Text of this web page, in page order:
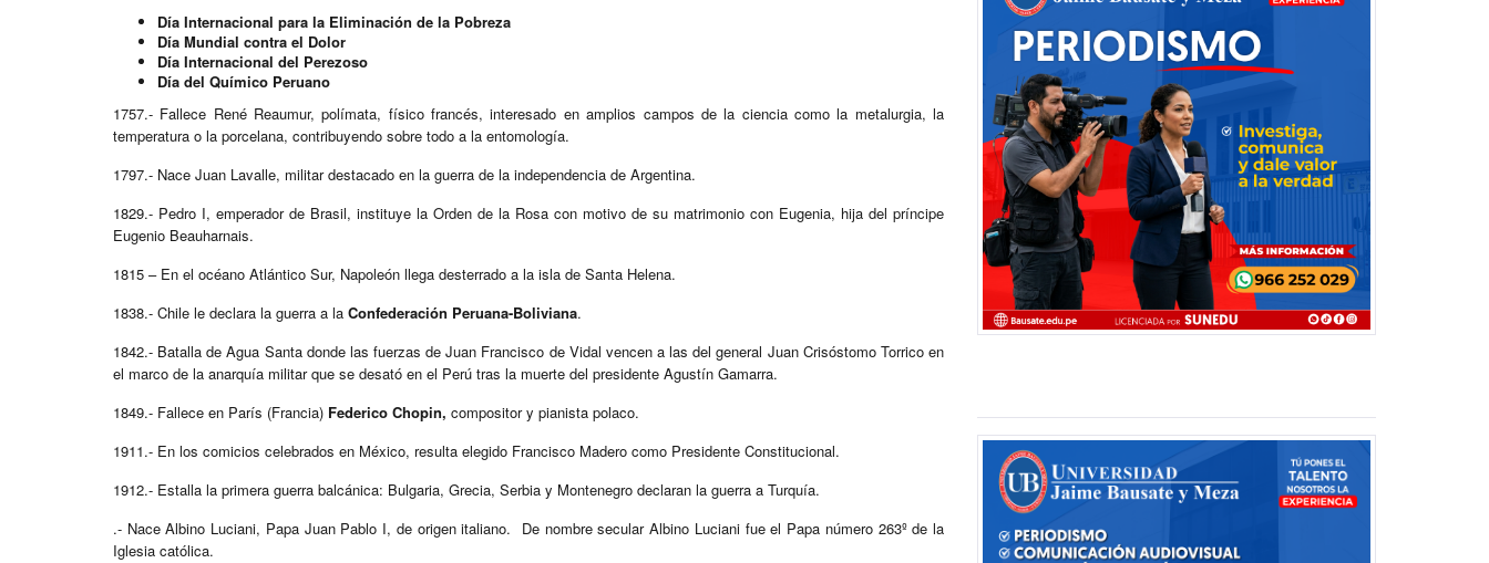
Día Internacional para la Eliminación de la Pobreza
Día Mundial contra el Dolor
Día Internacional del Perezoso
Día del Químico Peruano
1757.- Fallece René Reaumur, polímata, físico francés, interesado en amplios campos de la ciencia como la metalurgia, la
temperatura o la porcelana, contribuyendo sobre todo a la entomología.
1797.- Nace Juan Lavalle, militar destacado en la guerra de la independencia de Argentina.
1829.- Pedro I, emperador de Brasil, instituye la Orden de la Rosa con motivo de su matrimonio con Eugenia, hija del príncipe
Eugenio Beauharnais.
1815 – En el océano Atlántico Sur, Napoleón llega desterrado a la isla de Santa Helena.
1838.- Chile le declara la guerra a la Confederación Peruana-Boliviana.
1842.- Batalla de Agua Santa donde las fuerzas de Juan Francisco de Vidal vencen a las del general Juan Crisóstomo Torrico en
el marco de la anarquía militar que se desató en el Perú tras la muerte del presidente Agustín Gamarra.
1849.- Fallece en París (Francia) Federico Chopin, compositor y pianista polaco.
1911.- En los comicios celebrados en México, resulta elegido Francisco Madero como Presidente Constitucional.
1912.- Estalla la primera guerra balcánica: Bulgaria, Grecia, Serbia y Montenegro declaran la guerra a Turquía.
.- Nace Albino Luciani, Papa Juan Pablo I, de origen italiano. De nombre secular Albino Luciani fue el Papa número 263º de la
Iglesia católica.